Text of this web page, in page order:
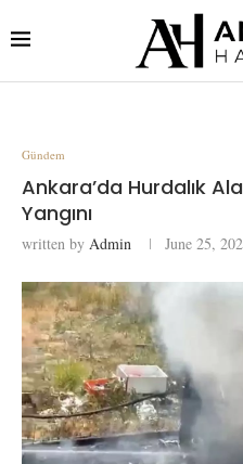
Gündem
Ankara’da Hurdalık
Yangını
written by Admin June 25,